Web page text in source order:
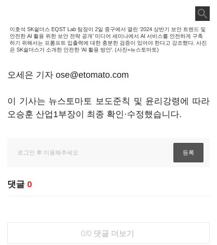
이호석 SK쉴더스 EQST Lab 팀장이 2일 중구에서 열린 ‘2024 상반기 보안 트렌드 및
안전한 AI 활용 위한 보안 전략 공개’ 미디어 세미나에서 AI 서비스를 안전하게 구축
하기 위해서는 프롬프트 입출력에 대한 충분한 검증이 있어야 한다고 강조했다. 사진
은 SK쉴더스가 소개한 안전한 'AI 활용 방안'. (사진=뉴스토마토)
오세은 기자 ose@etomato.com
이 기사는 뉴스토마토 보도준칙 및 윤리강령에 따라
오승훈 산업1부장이 최종 확인·수정했습니다.
댓글 0
0/0 댓글 더보기